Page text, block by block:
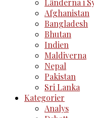
Länderna i
Afghanistan
Bangladesh
Bhutan
Indien
Maldiverna
Nepal
Pakistan
Sri Lanka
Kategorier
Analys